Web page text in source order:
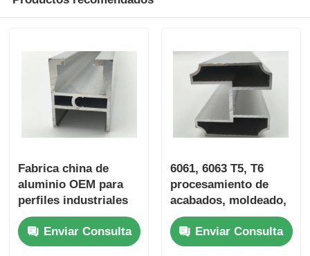
Perfiles de Puertas de Aluminio
Extrusión industrial de aluminio
Accesorios de perfiles de aluminio
Fabrica china de
aluminio OEM para
perfiles industriales
de aluminio
Enviar Consulta
6061, 6063 T5, T6
procesamiento de
acabados, moldeado,
perfiles de extrusión
de aluminio, perfiles
de aluminio
Enviar Consulta